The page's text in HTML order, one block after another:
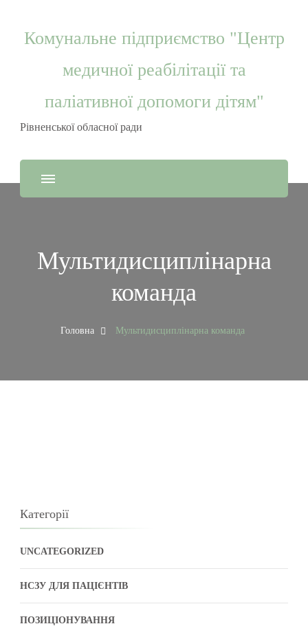
Комунальне підприємство "Центр
медичної реабілітації та
паліативної допомоги дітям"
Рівненської обласної ради
Мультидисциплінарна
команда
Головна Мультидисциплінарна команда
Категорії
UNCATEGORIZED
НСЗУ ДЛЯ ПАЦІЄНТІВ
ПОЗИЦІОНУВАННЯ